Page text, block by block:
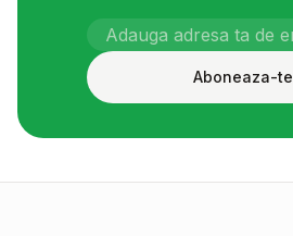
Aboneaza-te